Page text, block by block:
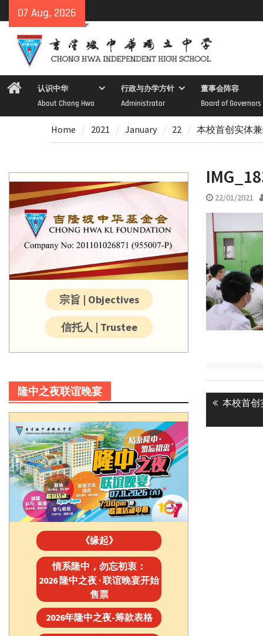
to
content
07 Aug, 2026
Home认识中华
About Chong Hwa
行政与办学方针
Administrator
董事会阵容
Board of Governors
Home 2021 January 22 本校首创实体
22/01/2021
Post
Previous
本校首创
宗旨 | Objectives
信托人 | Trustee
隆中之夜联谊晚宴
《缘起》
情系隆中，勿忘初衷：
2026 隆中之夜 · 联谊晚宴开始
售票
2026年隆中之夜-筹款表格